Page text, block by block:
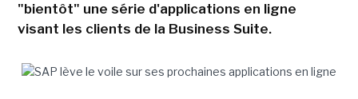
"bientôt" une série d'applications en ligne
visant les clients de la Business Suite.